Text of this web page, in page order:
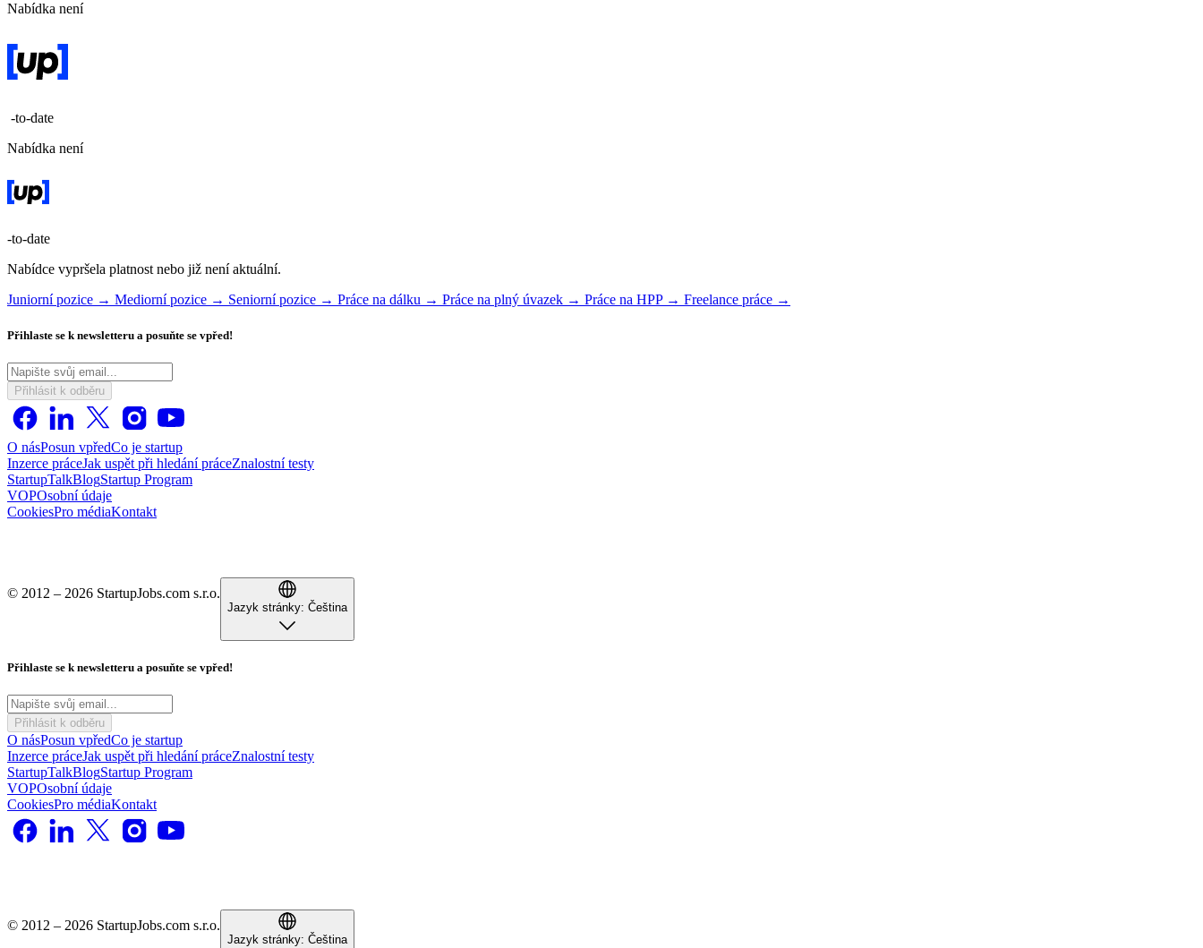
Nabídka není
-to-date
Nabídka není
-to-date
Nabídce vypršela platnost nebo již není aktuální.
Juniorní pozice → Mediorní pozice → Seniorní pozice → Práce na dálku → Práce na plný úvazek → Práce na HPP → Freelance práce →
Přihlaste se k newsletteru a posuňte se vpřed!
Přihlásit k odběru
O násPosun vpředCo je startup
Inzerce práceJak uspět při hledání práceZnalostní testy
StartupTalkBlogStartup Program
VOPOsobní údaje
CookiesPro médiaKontakt
© 2012 – 2026 StartupJobs.com s.r.o.
Jazyk stránky: Čeština
Přihlaste se k newsletteru a posuňte se vpřed!
Přihlásit k odběru
O násPosun vpředCo je startup
Inzerce práceJak uspět při hledání práceZnalostní testy
StartupTalkBlogStartup Program
VOPOsobní údaje
CookiesPro médiaKontakt
© 2012 – 2026 StartupJobs.com s.r.o.
Jazyk stránky: Čeština